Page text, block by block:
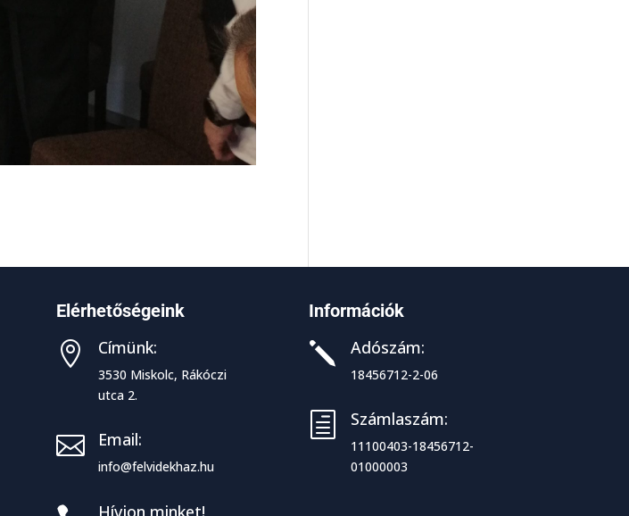
Elérhetőségeink
 Címünk:
3530 Miskolc, Rákóczi
utca 2.
 Email:
info@felvidekhaz.hu
Hívjon minket!
Információk
j Adószám:
18456712-2-06
h Számlaszám:
11100403-18456712-
01000003